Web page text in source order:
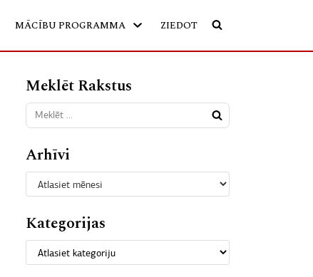
MĀCĪBU PROGRAMMA ZIEDOT
Meklēt Rakstus
Arhīvi
Kategorijas